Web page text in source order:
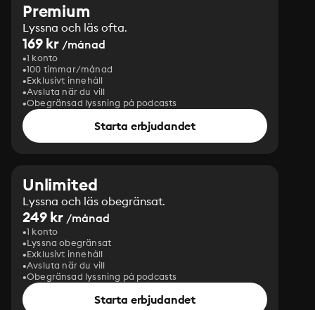
Premium
Lyssna och läs ofta.
169 kr /månad
1 konto
100 timmar/månad
Exklusivt innehåll
Avsluta när du vill
Obegränsad lyssning på podcasts
Starta erbjudandet
Unlimited
Lyssna och läs obegränsat.
249 kr /månad
1 konto
Lyssna obegränsat
Exklusivt innehåll
Avsluta när du vill
Obegränsad lyssning på podcasts
Starta erbjudandet